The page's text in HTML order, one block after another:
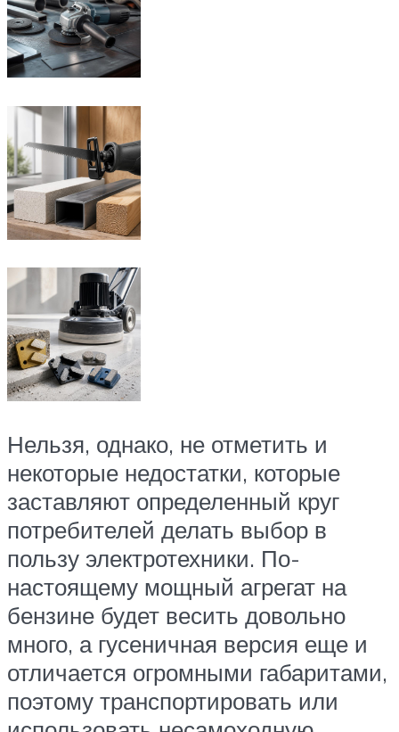
Нельзя, однако, не отметить и
некоторые недостатки, которые
заставляют определенный круг
потребителей делать выбор в
пользу электротехники. По-
настоящему мощный агрегат на
бензине будет весить довольно
много, а гусеничная версия еще и
отличается огромными габаритами,
поэтому транспортировать или